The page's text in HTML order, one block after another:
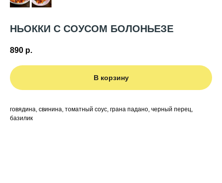
НЬОККИ С СОУСОМ БОЛОНЬЕЗЕ
890 р.
В корзину
говядина, свинина, томатный соус, грана падано, черный перец,
базилик